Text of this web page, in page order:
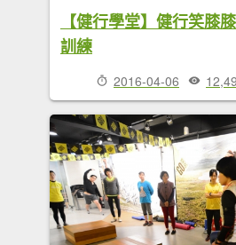
【健行學堂】健行笑膝
訓練
2016-04-06